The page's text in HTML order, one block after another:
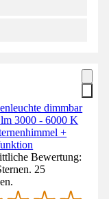
dimmbar
3000 - 6000 K
+
Bewertung:
25